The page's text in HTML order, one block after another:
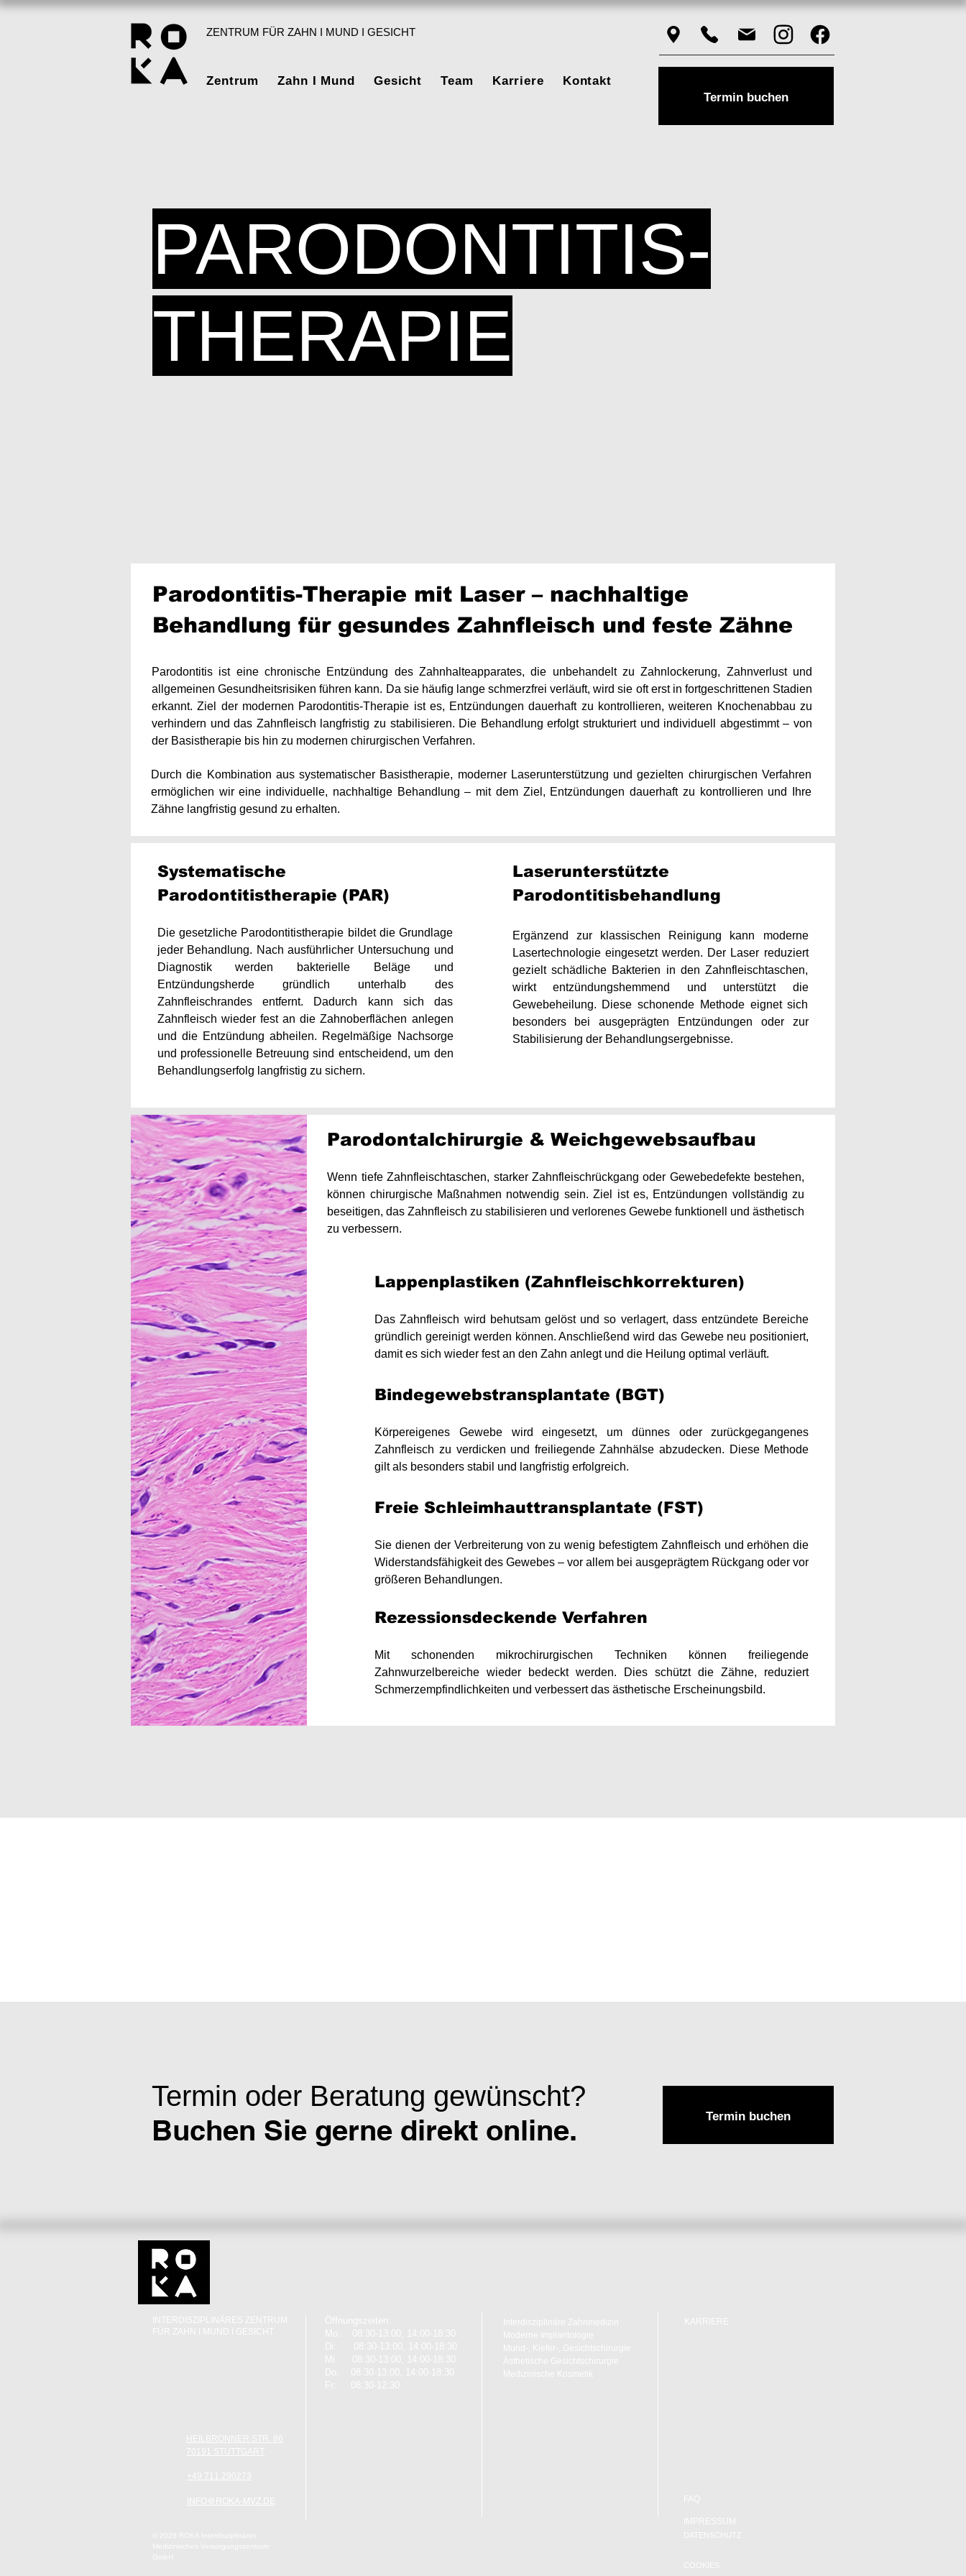
Zentrum Zahn I Mund Gesicht Team Karriere Kontakt
ZENTRUM FÜR ZAHN I MUND I GESICHT
Termin buchen
PARODONTITIS-
THERAPIE
Parodontitis-Therapie mit Laser – nachhaltige
Behandlung für gesundes Zahnfleisch und feste Zähne
Parodontitis ist eine chronische Entzündung des Zahnhalteapparates, die unbehandelt zu Zahnlockerung, Zahnverlust und
allgemeinen Gesundheitsrisiken führen kann. Da sie häufig lange schmerzfrei verläuft, wird sie oft erst in fortgeschrittenen Stadien
erkannt. Ziel der modernen Parodontitis-Therapie ist es, Entzündungen dauerhaft zu kontrollieren, weiteren Knochenabbau zu
verhindern und das Zahnfleisch langfristig zu stabilisieren. Die Behandlung erfolgt strukturiert und individuell abgestimmt – von
der Basistherapie bis hin zu modernen chirurgischen Verfahren.​​
Durch die Kombination aus systematischer Basistherapie, moderner Laserunterstützung und gezielten chirurgischen Verfahren
ermöglichen wir eine individuelle, nachhaltige Behandlung – mit dem Ziel, Entzündungen dauerhaft zu kontrollieren und Ihre
Zähne langfristig gesund zu erhalten.
Systematische
Parodontitistherapie (PAR)
Die gesetzliche Parodontitistherapie bildet die Grundlage
jeder Behandlung. Nach ausführlicher Untersuchung und
Diagnostik werden bakterielle Beläge und
Entzündungsherde gründlich unterhalb des
Zahnfleischrandes entfernt. Dadurch kann sich das
Zahnfleisch wieder fest an die Zahnoberflächen anlegen
und die Entzündung abheilen. Regelmäßige Nachsorge
und professionelle Betreuung sind entscheidend, um den
Behandlungserfolg langfristig zu sichern.
Laserunterstützte
Parodontitisbehandlung
Ergänzend zur klassischen Reinigung kann moderne
Lasertechnologie eingesetzt werden. Der Laser reduziert
gezielt schädliche Bakterien in den Zahnfleischtaschen,
wirkt entzündungshemmend und unterstützt die
Gewebeheilung. Diese schonende Methode eignet sich
besonders bei ausgeprägten Entzündungen oder zur
Stabilisierung der Behandlungsergebnisse.​​​​
Parodontalchirurgie & Weichgewebsaufbau
Wenn tiefe Zahnfleischtaschen, starker Zahnfleischrückgang oder Gewebedefekte bestehen,
können chirurgische Maßnahmen notwendig sein. Ziel ist es, Entzündungen vollständig zu
beseitigen, das Zahnfleisch zu stabilisieren und verlorenes Gewebe funktionell und ästhetisch
zu verbessern.
Lappenplastiken (Zahnfleischkorrekturen)
Das Zahnfleisch wird behutsam gelöst und so verlagert, dass entzündete Bereiche
gründlich gereinigt werden können. Anschließend wird das Gewebe neu positioniert,
damit es sich wieder fest an den Zahn anlegt und die Heilung optimal verläuft.
Bindegewebstransplantate (BGT)
Körpereigenes Gewebe wird eingesetzt, um dünnes oder zurückgegangenes
Zahnfleisch zu verdicken und freiliegende Zahnhälse abzudecken. Diese Methode
gilt als besonders stabil und langfristig erfolgreich.
Freie Schleimhauttransplantate (FST)
Sie dienen der Verbreiterung von zu wenig befestigtem Zahnfleisch und erhöhen die
Widerstandsfähigkeit des Gewebes – vor allem bei ausgeprägtem Rückgang oder vor
größeren Behandlungen.
Rezessionsdeckende Verfahren
Mit schonenden mikrochirurgischen Techniken können freiliegende
Zahnwurzelbereiche wieder bedeckt werden. Dies schützt die Zähne, reduziert
Schmerzempfindlichkeiten und verbessert das ästhetische Erscheinungsbild.​
Termin oder Beratung gewünscht?
Buchen Sie gerne direkt online. Termin buchen